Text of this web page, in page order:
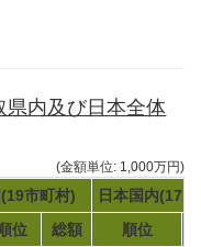
県内及び日本全体
(金額単位: 1,000万円)
市町村)
日本国内
順位 総額
順位